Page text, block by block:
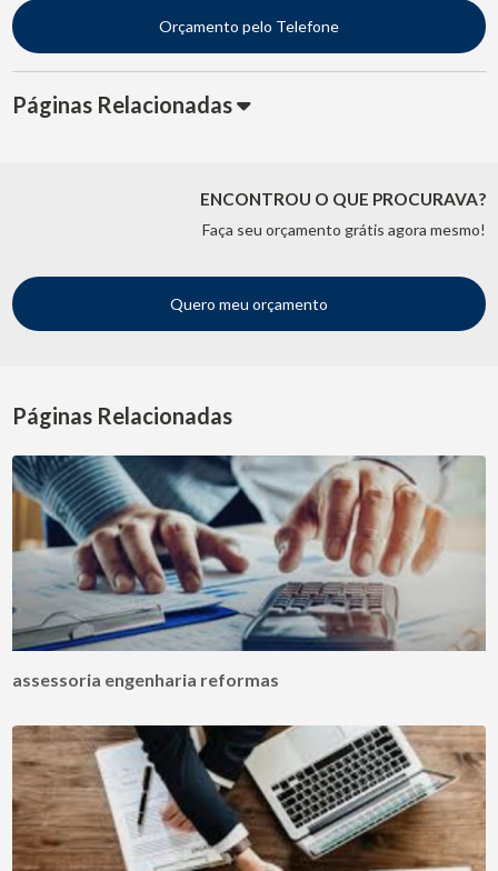
Orçamento pelo Telefone
Páginas Relacionadas
ENCONTROU O QUE PROCURAVA?
Faça seu orçamento grátis agora mesmo!
Quero meu orçamento
Páginas Relacionadas
assessoria engenharia reformas